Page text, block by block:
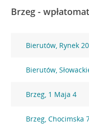
Brzeg -
Bierutów, Rynek 20
Bierutów,
Brzeg, 1 Maja 4
Brzeg, Chocimska